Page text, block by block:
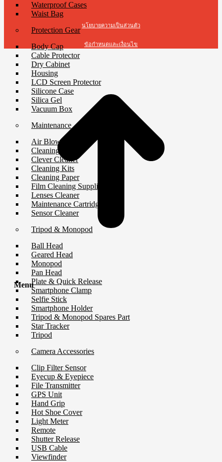
Waterproof Cases
Waist Bag
Protection Gear
Body Cap
Cable Protector
Dry Cabinet
Housing
LCD Screen Protector
Silicone Case
Silica Gel
Vacuum Box
Maintenance
Air Blower
Cleaning Cloth
Clever Cleaner
Cleaning Kits
Cleaning Paper
Film Cleaning Supplies
Lenses Cleaner
Maintenance Cartridge
Sensor Cleaner
Tripod & Monopod
Ball Head
Geared Head
Monopod
Pan Head
Plate & Quick Release
Smartphone Clamp
Selfie Stick
Smartphone Holder
Tripod & Monopod Spares Part
Star Tracker
Tripod
Camera Accessories
Clip Filter Sensor
Eyecup & Eyepiece
File Transmitter
GPS Unit
Hand Grip
Hot Shoe Cover
Light Meter
Remote
Shutter Release
USB Cable
Viewfinder
นโยบายความเป็นส่วนตัว
ข้อกำหนดและเงื่อนไข
Menu